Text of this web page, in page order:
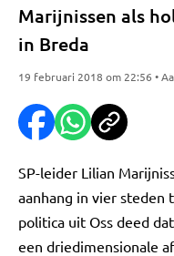
Marijnissen als
in Breda
19 februari 2018 om 22:56 •
SP-leider Lilian
aanhang in vier steden
politica uit Oss deed
een driedimensionale